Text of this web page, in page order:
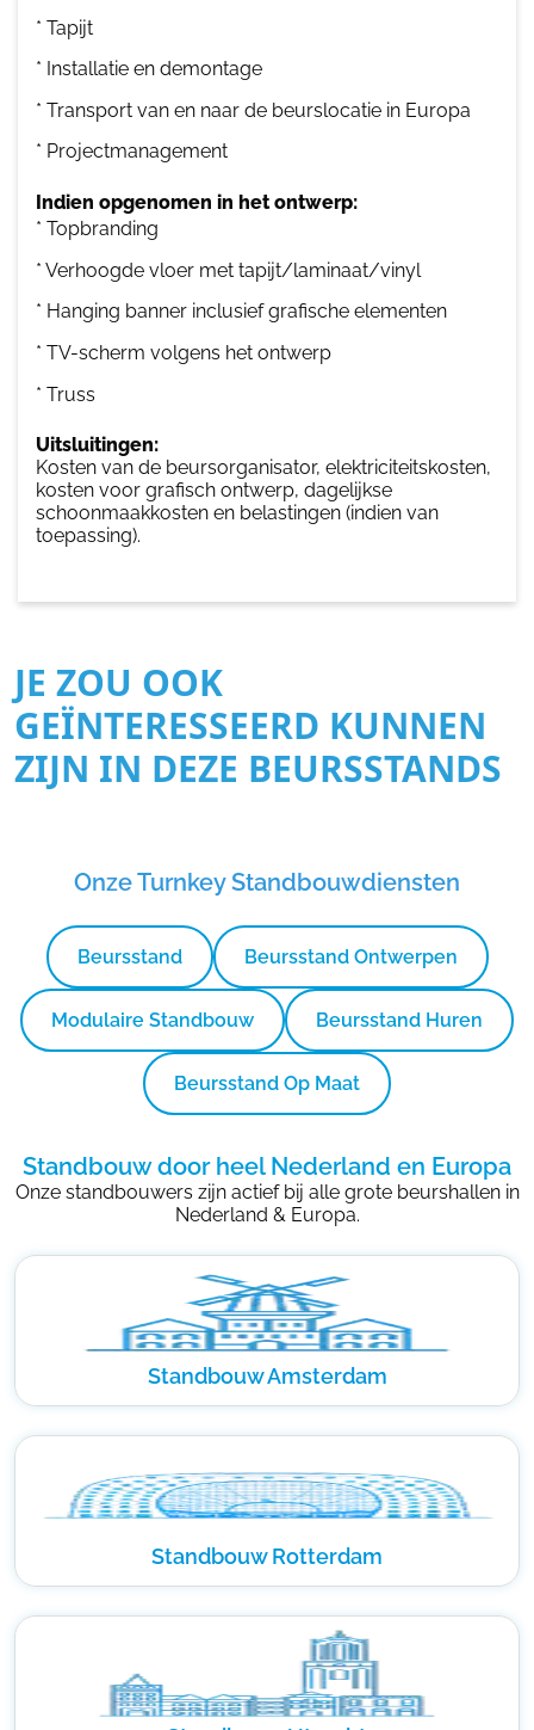
* Tapijt
* Installatie en demontage
* Transport van en naar de beurslocatie in Europa
* Projectmanagement
Indien opgenomen in het ontwerp:
* Topbranding
* Verhoogde vloer met tapijt/laminaat/vinyl
* Hanging banner inclusief grafische elementen
* TV-scherm volgens het ontwerp
* Truss
Uitsluitingen:
Kosten van de beursorganisator, elektriciteitskosten,
kosten voor grafisch ontwerp, dagelijkse
schoonmaakkosten en belastingen (indien van
toepassing).
JE ZOU OOK
GEÏNTERESSEERD KUNNEN
ZIJN IN DEZE BEURSSTANDS
Onze Turnkey Standbouwdiensten
Beursstand Beursstand Ontwerpen
Modulaire Standbouw Beursstand Huren
Beursstand Op Maat
Standbouw door heel Nederland en Europa
Onze standbouwers zijn actief bij alle grote beurshallen in
Nederland & Europa.
Standbouw Amsterdam
Standbouw Rotterdam